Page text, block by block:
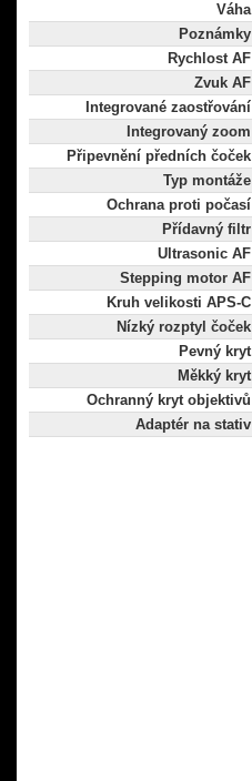
Váha
Poznámky
Rychlost AF
Zvuk AF
Integrované zaostřování
Integrovaný zoom
Připevnění předních čoček
Typ montáže
Ochrana proti počasí
Přídavný filtr
Ultrasonic AF
Stepping motor AF
Kruh velikosti APS-C
Nízký rozptyl čoček
Pevný kryt
Měkký kryt
Ochranný kryt objektivů
Adaptér na stativ